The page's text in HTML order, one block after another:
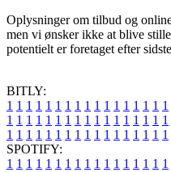
Oplysninger om tilbud og
men vi ønsker ikke at blive
potentielt er foretaget efter
BITLY:
1 1 1 1 1 1 1 1 1 1 1 1 1 1 1 1 1
1 1 1 1 1 1 1 1 1 1 1 1 1 1 1 1 1
1 1 1 1 1 1 1 1 1 1 1 1 1 1 1 1 1
SPOTIFY:
1 1 1 1 1 1 1 1 1 1 1 1 1 1 1 1 1